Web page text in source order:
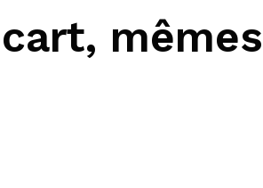
mêmes